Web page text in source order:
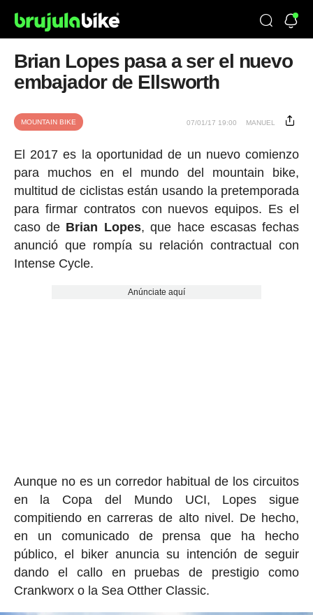
Brian Lopes pasa a ser el nuevo
embajador de Ellsworth
MOUNTAIN BIKE 07/01/17 19:00 MANUEL
El 2017 es la oportunidad de un nuevo comienzo
para muchos en el mundo del mountain bike,
multitud de ciclistas están usando la pretemporada
para firmar contratos con nuevos equipos. Es el
caso de Brian Lopes, que hace escasas fechas
anunció que rompía su relación contractual con
Intense Cycle.
Anúnciate aquí
Aunque no es un corredor habitual de los circuitos
en la Copa del Mundo UCI, Lopes sigue
compitiendo en carreras de alto nivel. De hecho,
en un comunicado de prensa que ha hecho
público, el biker anuncia su intención de seguir
dando el callo en pruebas de prestigio como
Crankworx o la Sea Otther Classic.